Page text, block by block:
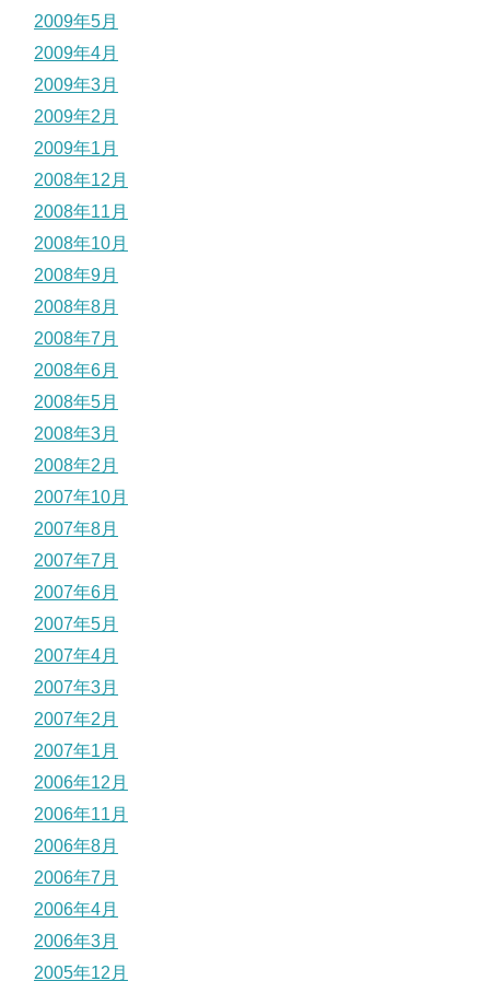
2009年5月
2009年4月
2009年3月
2009年2月
2009年1月
2008年12月
2008年11月
2008年10月
2008年9月
2008年8月
2008年7月
2008年6月
2008年5月
2008年3月
2008年2月
2007年10月
2007年8月
2007年7月
2007年6月
2007年5月
2007年4月
2007年3月
2007年2月
2007年1月
2006年12月
2006年11月
2006年8月
2006年7月
2006年4月
2006年3月
2005年12月